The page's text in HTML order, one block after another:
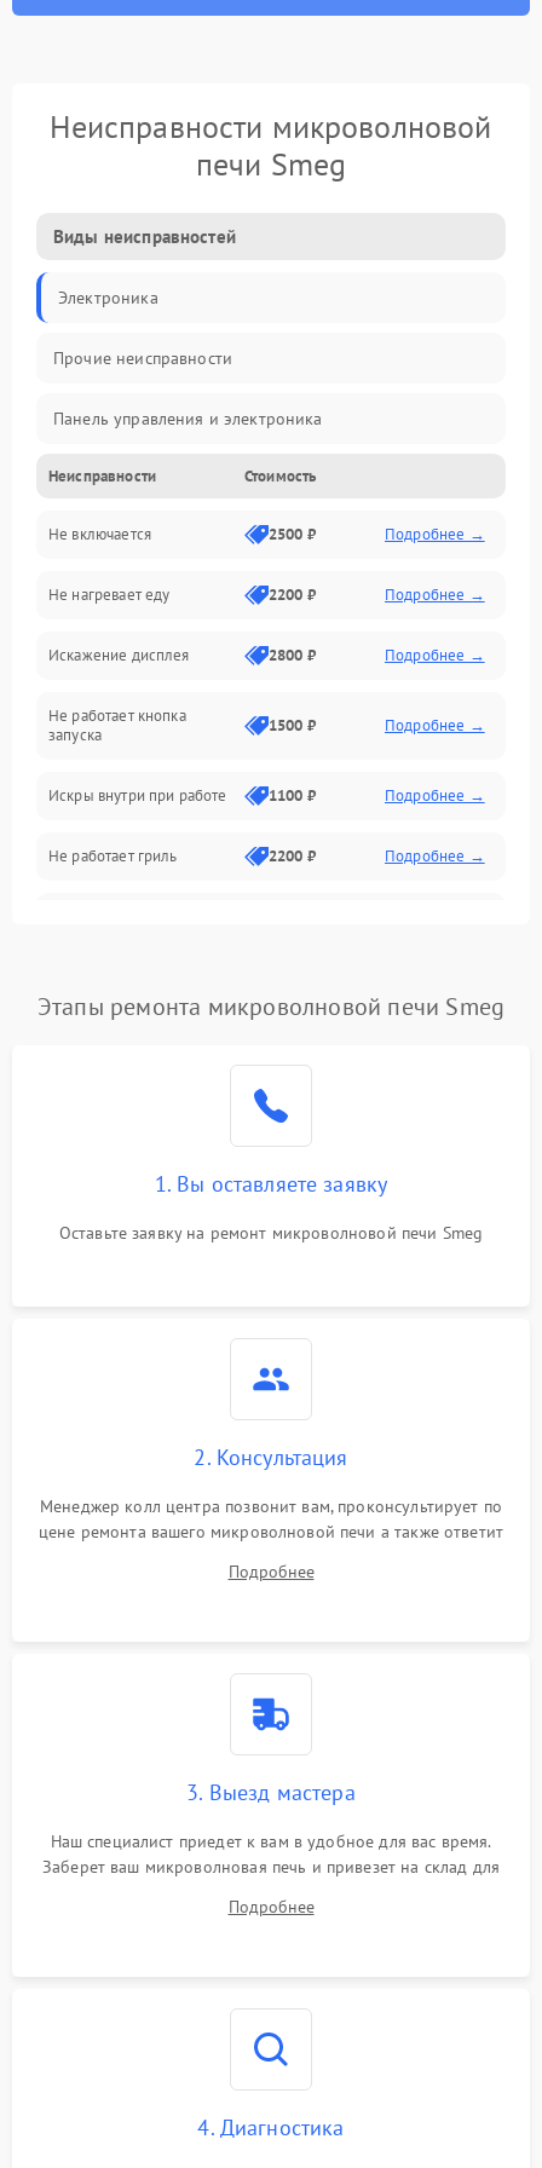
Неисправности микроволновой
печи Smeg
Виды неисправностей
Электроника
Прочие неисправности
Панель управления и электроника
Дверца и корпус
Механика и внутренние элементы
Механические повреждения
Питание и запуск
Нагрев и приготовление
Программное обеспечение
Неисправности Стоимость
Не включается 2500 ₽ Подробнее →
Не нагревает еду 2200 ₽ Подробнее →
Искажение дисплея 2800 ₽ Подробнее →
Не работает кнопка
запуска
1500 ₽ Подробнее →
Искры внутри при работе 1100 ₽ Подробнее →
Не работает гриль 2200 ₽ Подробнее →
Появление запаха гари Подробнее →
2200 ₽
Не работают сенсорные
1000 ₽
Этапы ремонта микроволновой печи Smeg
1. Вы оставляете заявку
Оставьте заявку на ремонт микроволновой печи Smeg
2. Консультация
Менеджер колл центра позвонит вам, проконсультирует по
цене ремонта вашего микроволновой печи а также ответит
Подробнее
3. Выезд мастера
Наш специалист приедет к вам в удобное для вас время.
Заберет ваш микроволновая печь и привезет на склад для
Подробнее
4. Диагностика